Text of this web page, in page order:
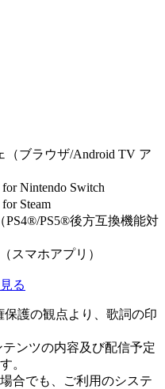
（ブラウザ/Android TV ア
Nintendo Switch
Steam
PS4®/PS5®後方互換機能対
スマホアプリ）
る
保護の観点より、歌詞の印
ンツの内容及び配信予定
。
合でも、ご利用のシステ